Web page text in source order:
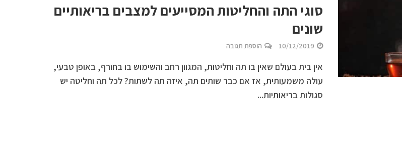
סוגי התה והחליטות המסייעים למצבים בריאותיים
שונים
10/12/2019 הוספת תגובה
אין בית בעולם שאין בו תה וחליטות, המגוון רחב והשימוש בו בחורף, באופן טבעי,
עולה משמעותית, אז אם כבר שותים תה, איזה תה לשתות? לכל תה וחליטה יש
סגולות בריאותיות...